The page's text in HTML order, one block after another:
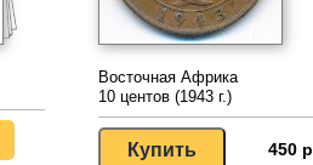
Восточная Африка
10 центов (1943 г.)
450